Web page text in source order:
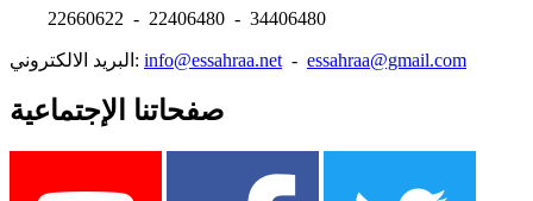
22660622 - 22406480 - 34406480
البريد الالكتروني: info@essahraa.net - essahraa@gmail.com
صفحاتنا الإجتماعية